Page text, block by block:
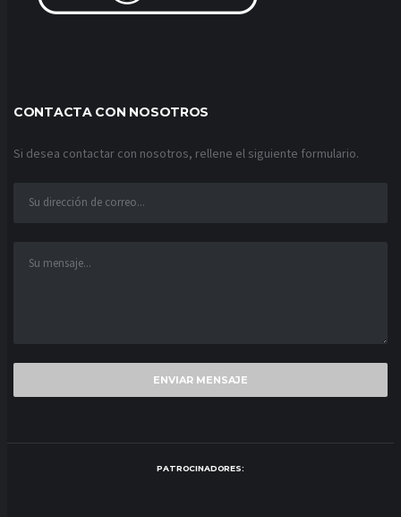
CONTACTA CON NOSOTROS
Si desea contactar con nosotros, rellene el siguiente formulario.
PATROCINADORES: